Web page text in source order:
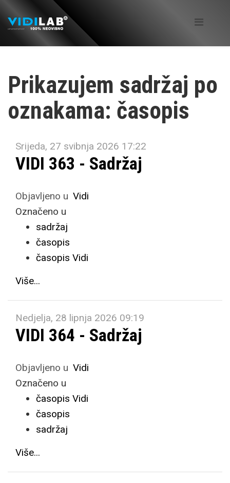
Prikazujem sadržaj po
oznakama: časopis
Srijeda, 27 svibnja 2026 17:22
VIDI 363 - Sadržaj
Objavljeno u Vidi
Označeno u
sadržaj
časopis
časopis Vidi
Više...
Nedjelja, 28 lipnja 2026 09:19
VIDI 364 - Sadržaj
Objavljeno u Vidi
Označeno u
časopis Vidi
časopis
sadržaj
Više...